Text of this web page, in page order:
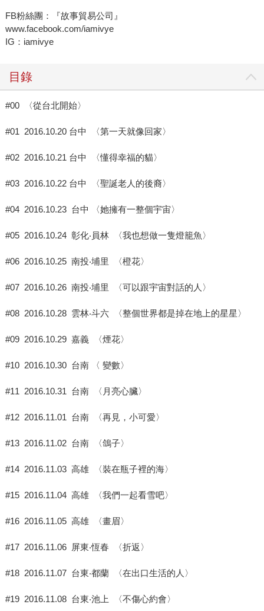
FB粉絲團：『故事貿易公司』
www.facebook.com/iamivye
IG：iamivye
目錄
#00 〈從台北開始〉
#01 2016.10.20 台中 〈第一天就像回家〉
#02 2016.10.21 台中 〈懂得幸福的貓〉
#03 2016.10.22 台中 〈聖誕老人的後裔〉
#04 2016.10.23 台中 〈她擁有一整個宇宙〉
#05 2016.10.24 彰化‧員林 〈我也想做一隻燈籠魚〉
#06 2016.10.25 南投‧埔里 〈橙花〉
#07 2016.10.26 南投‧埔里 〈可以跟宇宙對話的人〉
#08 2016.10.28 雲林‧斗六 〈整個世界都是掉在地上的星星〉
#09 2016.10.29 嘉義 〈煙花〉
#10 2016.10.30 台南 〈 變數〉
#11 2016.10.31 台南 〈月亮心臟〉
#12 2016.11.01 台南 〈再見，小可愛〉
#13 2016.11.02 台南 〈鴿子〉
#14 2016.11.03 高雄 〈裝在瓶子裡的海〉
#15 2016.11.04 高雄 〈我們一起看雪吧〉
#16 2016.11.05 高雄 〈畫眉〉
#17 2016.11.06 屏東‧恆春 〈折返〉
#18 2016.11.07 台東‧都蘭 〈在出口生活的人〉
#19 2016.11.08 台東‧池上 〈不傷心約會〉